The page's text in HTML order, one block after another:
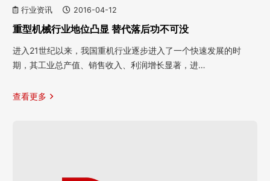
行业资讯 2016-04-12
重型机械行业地位凸显 替代落后功不可没
进入21世纪以来，我国重机行业逐步进入了一个快速发展的时
期，其工业总产值、销售收入、利润增长显著，进…
查看更多